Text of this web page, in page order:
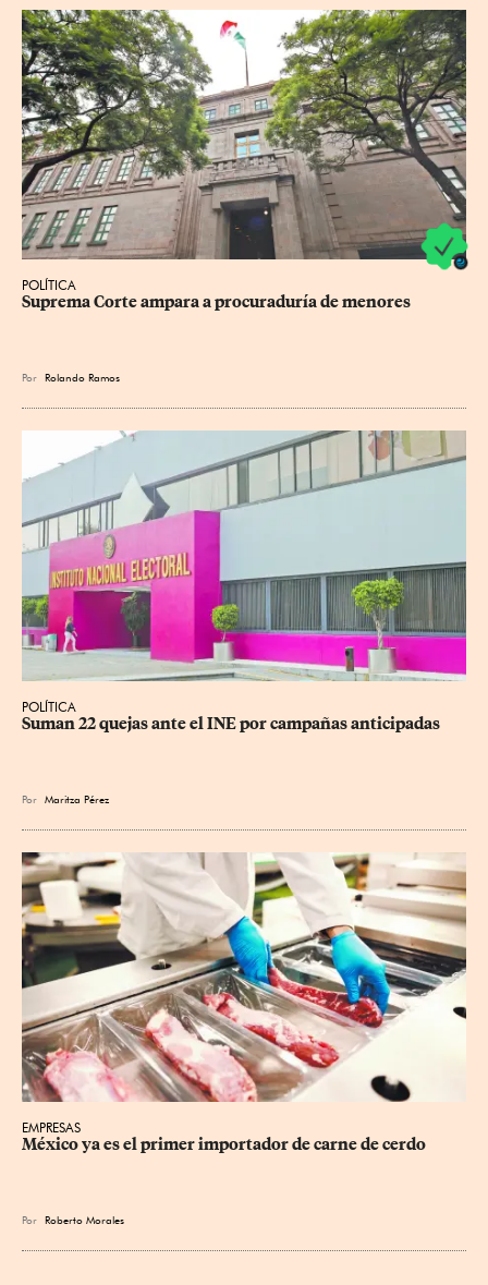
POLÍTICA
Suprema Corte ampara a procuraduría de menores
Por Rolando Ramos
POLÍTICA
Suman 22 quejas ante el INE por campañas anticipadas
Por Maritza Pérez
EMPRESAS
México ya es el primer importador de carne de cerdo
Por Roberto Morales